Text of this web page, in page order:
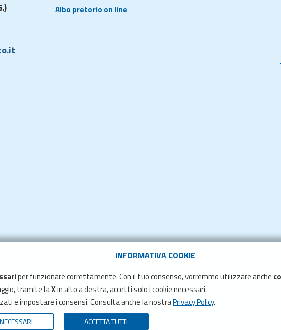
INFORMATIVA COOKIE
per funzionare correttamente. Con il tuo consenso, vorremmo utilizzare anche
tramite laXin alto a destra, accetti solo i cookie necessari.
e impostare i consensi. Consulta anche la nostraPrivacy Policy.
ACCETTA TUTTI
Albo pretorio on line